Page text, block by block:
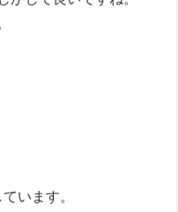
います。